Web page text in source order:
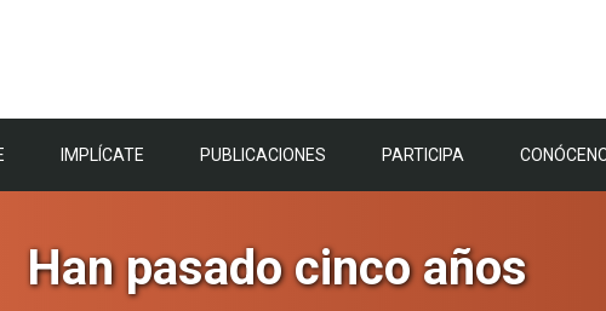
IMPLÍCATE PUBLICACIONES PARTICIPA
Han pasado cinco años